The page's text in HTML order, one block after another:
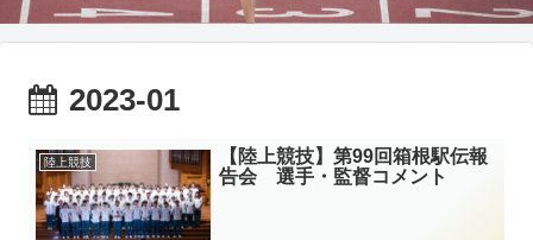
2023-01
陸上競技
【陸上競技】第99回箱根駅伝報
告会 選手・監督コメント